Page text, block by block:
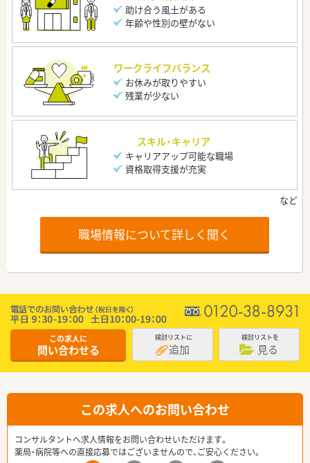
助け合う風土がある
年齢や性別の壁がない
ワークライフバランス
お休みが取りやすい
残業が少ない
スキル・キャリア
キャリアアップ可能な職場
資格取得支援が充実
職場情報について詳しく聞く
この求人に
問い合わせる
検討リストに
追加
検討リストを
見る
この求人へのお問い合わせ
コンサルタントへ求人情報をお問い合わせいただけます。
薬局・病院等への直接応募ではございませんので、ご安心ください。